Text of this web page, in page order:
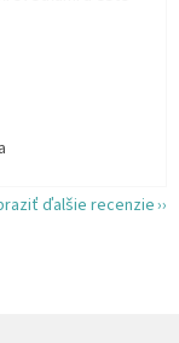
ďalšie recenzie